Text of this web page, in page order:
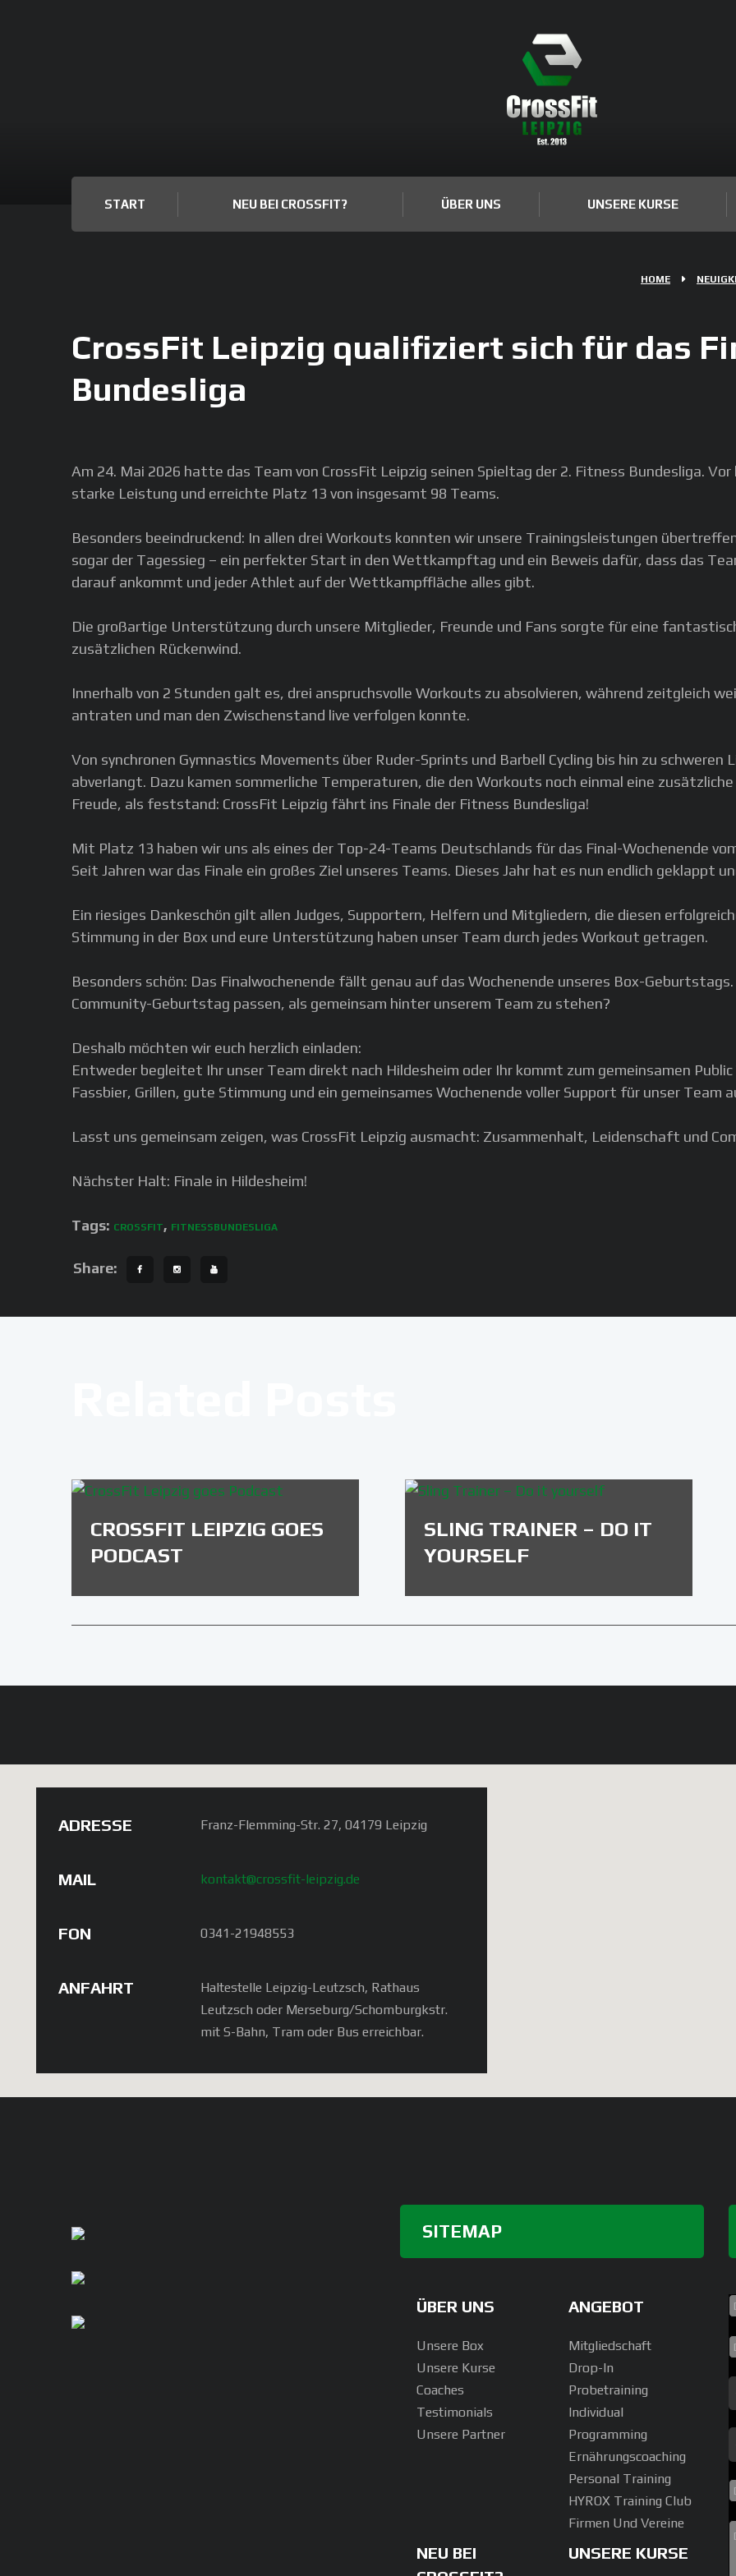
START NEU BEI CROSSFIT? ÜBER UNS UNSERE KURSE
HOME
CrossFit Leipzig qualifiziert sich für das
Bundesliga
Am 24. Mai 2026 hatte das Team von CrossFit Leipzig seinen Spieltag der 2. Fitness Bundesliga.
starke Leistung und erreichte Platz 13 von insgesamt 98 Teams.
Besonders beeindruckend: In allen drei Workouts konnten wir unsere Trainingsleistungen
sogar der Tagessieg – ein perfekter Start in den Wettkampftag und ein Beweis dafür, dass das
darauf ankommt und jeder Athlet auf der Wettkampffläche alles gibt.
Die großartige Unterstützung durch unsere Mitglieder, Freunde und Fans sorgte für eine
zusätzlichen Rückenwind.
Innerhalb von 2 Stunden galt es, drei anspruchsvolle Workouts zu absolvieren, während zeitgleich
antraten und man den Zwischenstand live verfolgen konnte.
Von synchronen Gymnastics Movements über Ruder-Sprints und Barbell Cycling bis hin zu
abverlangt. Dazu kamen sommerliche Temperaturen, die den Workouts noch einmal eine
Freude, als feststand: CrossFit Leipzig fährt ins Finale der Fitness Bundesliga!
Mit Platz 13 haben wir uns als eines der Top-24-Teams Deutschlands für das Final-Wochenende
Seit Jahren war das Finale ein großes Ziel unseres Teams. Dieses Jahr hat es nun endlich geklappt
Ein riesiges Dankeschön gilt allen Judges, Supportern, Helfern und Mitgliedern, die diesen
Stimmung in der Box und eure Unterstützung haben unser Team durch jedes Workout getragen.
Besonders schön: Das Finalwochenende fällt genau auf das Wochenende unseres Box-
Community-Geburtstag passen, als gemeinsam hinter unserem Team zu stehen?
Deshalb möchten wir euch herzlich einladen:
Entweder begleitet Ihr unser Team direkt nach Hildesheim oder Ihr kommt zum gemeinsamen
Fassbier, Grillen, gute Stimmung und ein gemeinsames Wochenende voller Support für unser Team
Lasst uns gemeinsam zeigen, was CrossFit Leipzig ausmacht: Zusammenhalt, Leidenschaft und
Nächster Halt: Finale in Hildesheim!
Tags: CROSSFIT, FITNESSBUNDESLIGA
Share:
CROSSFIT LEIPZIG GOES
PODCAST
SLING TRAINER – DO IT
YOURSELF
ADRESSE Franz-Flemming-Str. 27, 04179 Leipzig
MAIL kontakt@crossfit-leipzig.de
FON 0341-21948553
ANFAHRT
Haltestelle Leipzig-Leutzsch, Rathaus
Leutzsch oder Merseburg/Schomburgkstr.
mit S-Bahn, Tram oder Bus erreichbar.
SITEMAP
ÜBER UNS
Unsere Box
Unsere Kurse
Coaches
Testimonials
Unsere Partner
ANGEBOT
Mitgliedschaft
Drop-In
Probetraining
Individual
Programming
Ernährungscoaching
Personal Training
HYROX Training Club
Firmen Und Vereine
NEU BEI
UNSERE KURSE